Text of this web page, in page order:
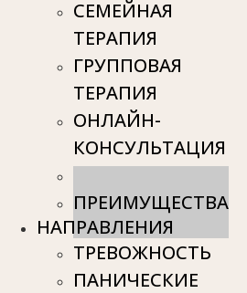
СЕМЕЙНАЯ
ТЕРАПИЯ
ГРУППОВАЯ
ТЕРАПИЯ
ОНЛАЙН-
КОНСУЛЬТАЦИЯ
СТОИМОСТЬ
ПРЕИМУЩЕСТВА
НАПРАВЛЕНИЯ
ТРЕВОЖНОСТЬ
ПАНИЧЕСКИЕ